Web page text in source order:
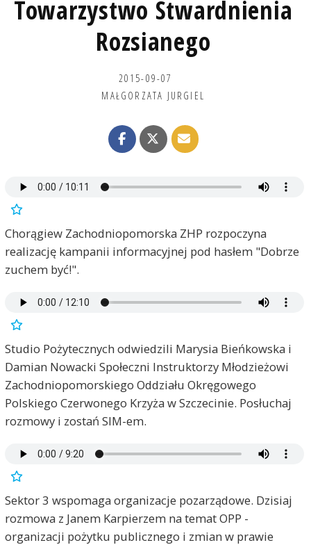
Towarzystwo Stwardnienia
Rozsianego
2015-09-07
MAŁGORZATA JURGIEL
Chorągiew Zachodniopomorska ZHP rozpoczyna
realizację kampanii informacyjnej pod hasłem "Dobrze
zuchem być!".
Studio Pożytecznych odwiedzili Marysia Bieńkowska i
Damian Nowacki Społeczni Instruktorzy Młodzieżowi
Zachodniopomorskiego Oddziału Okręgowego
Polskiego Czerwonego Krzyża w Szczecinie. Posłuchaj
rozmowy i zostań SIM-em.
Sektor 3 wspomaga organizacje pozarządowe. Dzisiaj
rozmowa z Janem Karpierzem na temat OPP -
organizacji pożytku publicznego i zmian w prawie